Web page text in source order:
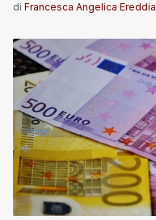
di Francesca Angelica Ereddia